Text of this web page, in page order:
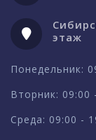
этаж
Понедельник:
Вторник: 09:00
Среда: 09:00 -